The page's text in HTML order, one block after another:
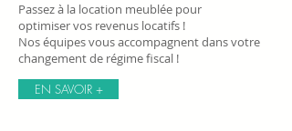
Passez à la location meublée pour
optimiser vos revenus locatifs !
Nos équipes vous accompagnent dans votre
changement de régime fiscal !
EN SAVOIR +